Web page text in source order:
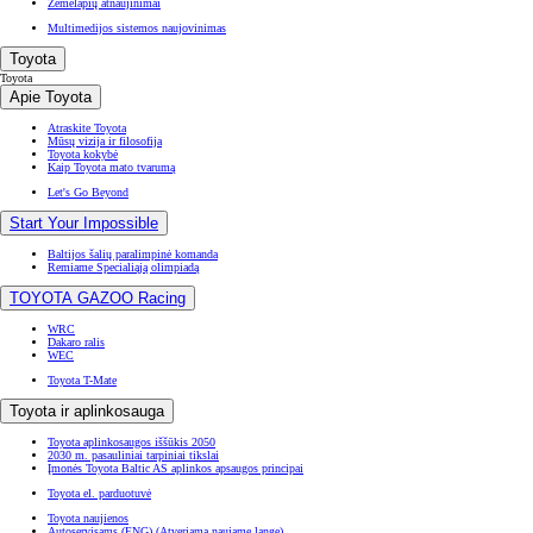
Multimedijos sistemos naujovinimas
Toyota
Toyota
Apie Toyota
Atraskite Toyota
Mūsų vizija ir filosofija
Toyota kokybė
Kaip Toyota mato tvarumą
Let's Go Beyond
Start Your Impossible
Baltijos šalių paralimpinė komanda
Remiame Specialiąją olimpiadą
TOYOTA GAZOO Racing
WRC
Dakaro ralis
WEC
Toyota T-Mate
Toyota ir aplinkosauga
Toyota aplinkosaugos iššūkis 2050
2030 m. pasauliniai tarpiniai tikslai
Įmonės Toyota Baltic AS aplinkos apsaugos principai
Toyota el. parduotuvė
Toyota naujienos